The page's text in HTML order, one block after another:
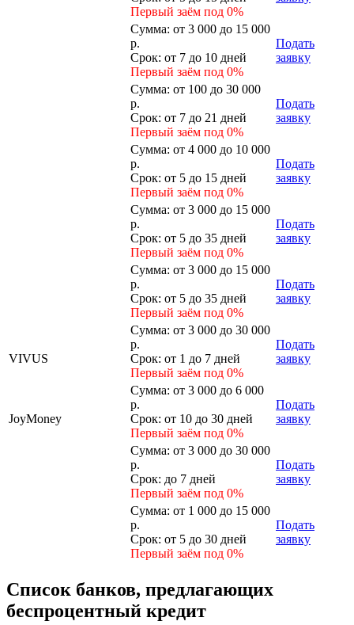
Первый заём под 0%
Сумма: от 3 000 до 15 000
р.
Срок: от 7 до 10 дней
Первый заём под 0%
Подать
заявку
Сумма: от 100 до 30 000
р.
Срок: от 7 до 21 дней
Первый заём под 0%
Подать
заявку
Сумма: от 4 000 до 10 000
р.
Срок: от 5 до 15 дней
Первый заём под 0%
Подать
заявку
Сумма: от 3 000 до 15 000
р.
Срок: от 5 до 35 дней
Первый заём под 0%
Подать
заявку
Сумма: от 3 000 до 15 000
р.
Срок: от 5 до 35 дней
Первый заём под 0%
Подать
заявку
VIVUS
Сумма: от 3 000 до 30 000
р.
Срок: от 1 до 7 дней
Первый заём под 0%
Подать
заявку
JoyMoney
Сумма: от 3 000 до 6 000
р.
Срок: от 10 до 30 дней
Первый заём под 0%
Подать
заявку
Сумма: от 3 000 до 30 000
р.
Срок: до 7 дней
Первый заём под 0%
Подать
заявку
Сумма: от 1 000 до 15 000
р.
Срок: от 5 до 30 дней
Первый заём под 0%
Подать
заявку
Список банков, предлагающих
беспроцентный кредит